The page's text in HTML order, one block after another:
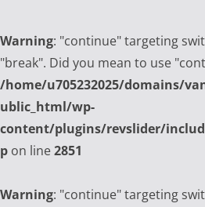
Warning: "continue" targeting
"break". Did you mean to use
/home/u705232025/domains/
ublic_html/wp-
content/plugins/revslider/
p on line2851
Warning: "continue" targeting